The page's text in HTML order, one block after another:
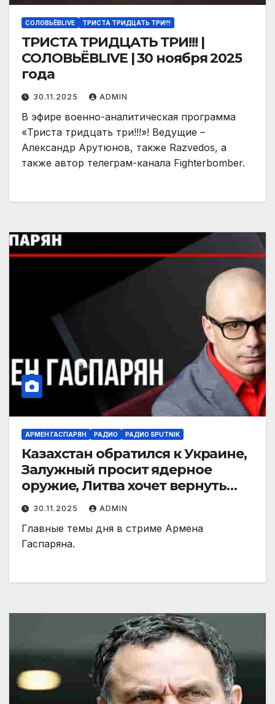
СОЛОВЬЁВLIVE ТРИСТА ТРИДЦАТЬ ТРИ!!!
ТРИСТА ТРИДЦАТЬ ТРИ!!! |
СОЛОВЬЁВLIVE | 30 ноября 2025
года
30.11.2025 ADMIN
В эфире военно-аналитическая программа
«Триста тридцать три!!!»! Ведущие –
Александр Арутюнов, также Razvedos, а
также автор телеграм-канала Fighterbomber.
АРМЕН ГАСПАРЯН РАДИО РАДИО SPUTNIK
Казахстан обратился к Украине,
Залужный просит ядерное
оружие, Литва хочет вернуть
фуры из Беларуси
30.11.2025 ADMIN
Главные темы дня в стриме Армена
Гаспаряна.